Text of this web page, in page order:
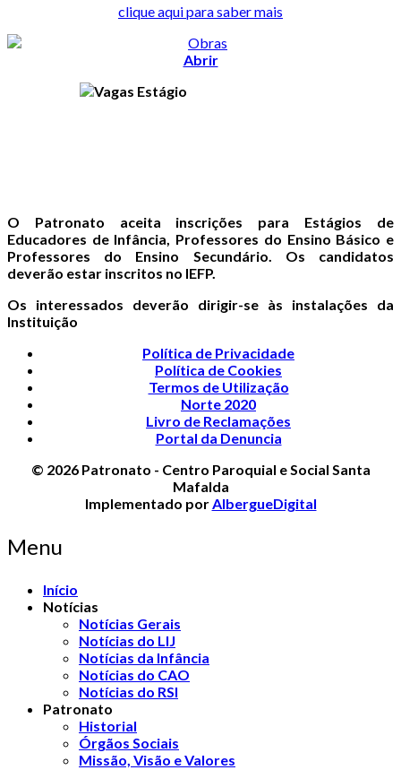
clique aqui para saber mais
Abrir
O Patronato aceita inscrições para Estágios de
Educadores de Infância, Professores do Ensino Básico e
Professores do Ensino Secundário. Os candidatos
deverão estar inscritos no IEFP.
Os interessados deverão dirigir-se às instalações da
Instituição
Política de Privacidade
Política de Cookies
Termos de Utilização
Norte 2020
Livro de Reclamações
Portal da Denuncia
© 2026 Patronato - Centro Paroquial e Social Santa
Mafalda
Implementado porAlbergueDigital
Menu
Início
Notícias
Notícias Gerais
Notícias do LIJ
Notícias da Infância
Notícias do CAO
Notícias do RSI
Patronato
Historial
Órgãos Sociais
Missão, Visão e Valores